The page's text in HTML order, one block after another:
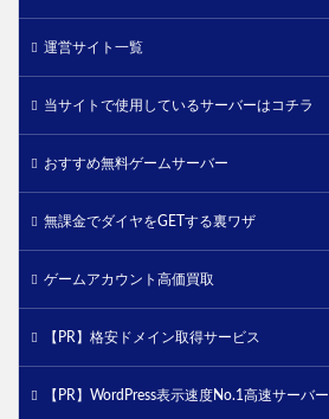
運営サイト一覧
当サイトで使用しているサーバーはコチラ
おすすめ無料ゲームサーバー
無課金でダイヤをGETする裏ワザ
ゲームアカウント高価買取
【PR】格安ドメイン取得サービス
【PR】WordPress表示速度No.1高速サーバー